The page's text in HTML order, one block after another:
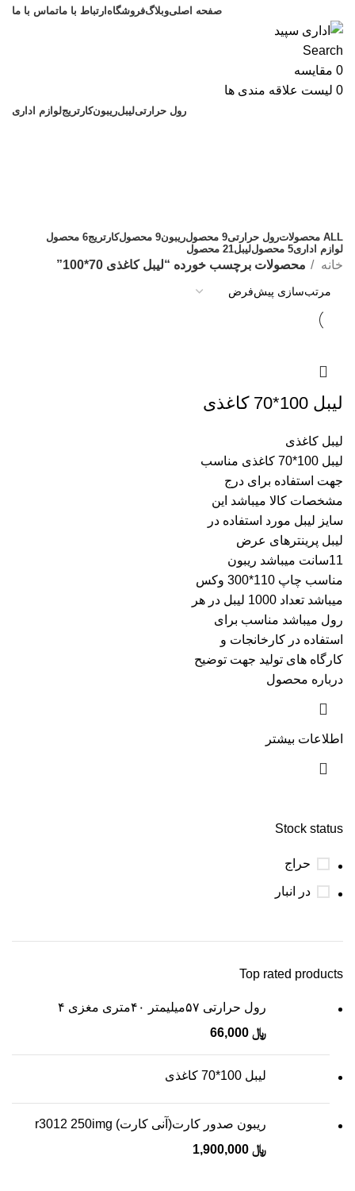
صفحه اصلیوبلاگفروشگاه ارتباط با ماتماس با ما
Search
0 مقایسه
0 لیست علاقه مندی ها
رول حرارتیلیبلریبونکارتریجلوازم اداری
ALL محصولاترول حرارتی9 محصول ریبون9 محصول کارتریج6 محصول
لوازم اداری5 محصول لیبل21 محصول
Stock status
حراج
در انبار
Top rated products
رول حرارتی ۵۷میلیمتر ۴۰متری مغزی ۴
﷼
لیبل 100*70 کاغذی
ریبون صدور کارت(آنی کارت) r3012 250img
﷼
خانه محصولات برچسب خورده “لیبل کاغذی 70*100”
لیبل 100*70 کاغذی
لیبل کاغذی
لیبل 100*70 کاغذی مناسب
جهت استفاده برای درج
مشخصات کالا میباشد این
سایز لیبل مورد استفاده در
لیبل پرینترهای عرض
11سانت میباشد ریبون
مناسب چاپ 110*300 وکس
میباشد تعداد 1000 لیبل در هر
رول میباشد مناسب برای
استفاده در کارخانجات و
کارگاه های تولید جهت توضیح
درباره محصول
اطلاعات بیشتر